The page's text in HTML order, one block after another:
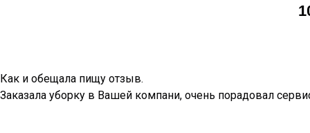
Как и обещала пищу отзыв.
Заказала уборку в Вашей компани, очень порадовал